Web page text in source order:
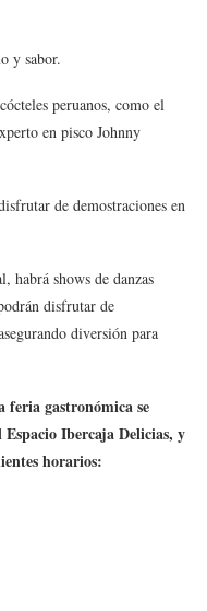
y sabor.
peruanos, como el
en pisco Johnny
de demostraciones en
habrá shows de danzas
disfrutar de
diversión para
gastronómica se
Ibercaja Delicias, y
horarios: